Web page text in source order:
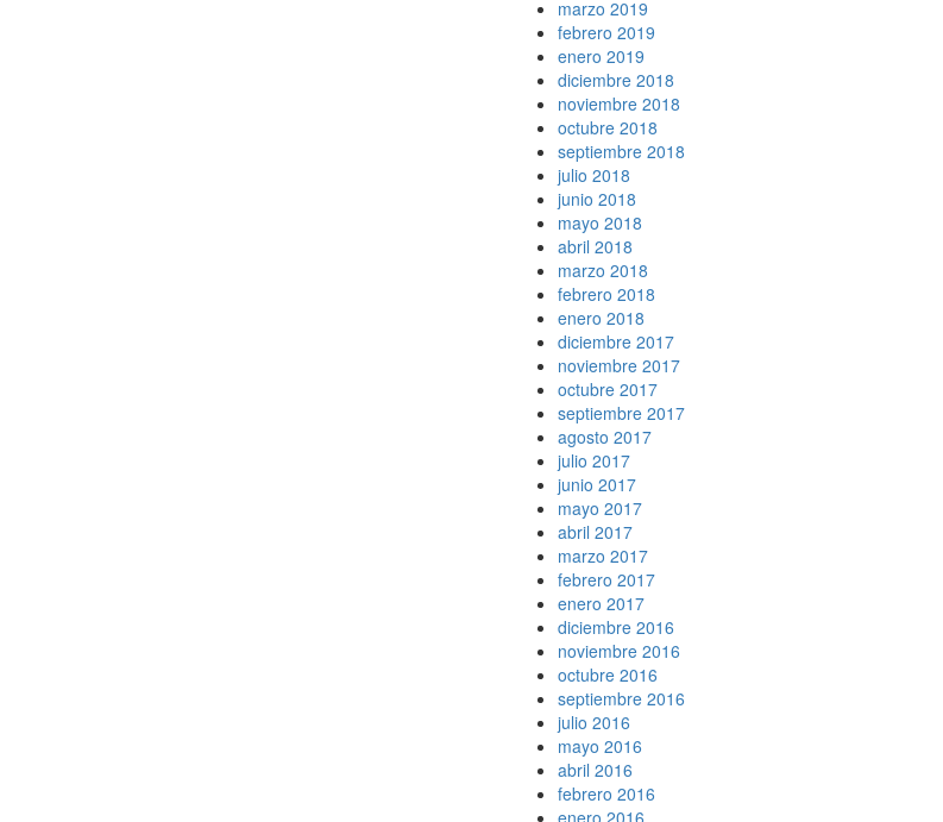
marzo 2019
febrero 2019
enero 2019
diciembre 2018
noviembre 2018
octubre 2018
septiembre 2018
julio 2018
junio 2018
mayo 2018
abril 2018
marzo 2018
febrero 2018
enero 2018
diciembre 2017
noviembre 2017
octubre 2017
septiembre 2017
agosto 2017
julio 2017
junio 2017
mayo 2017
abril 2017
marzo 2017
febrero 2017
enero 2017
diciembre 2016
noviembre 2016
octubre 2016
septiembre 2016
julio 2016
mayo 2016
abril 2016
febrero 2016
enero 2016